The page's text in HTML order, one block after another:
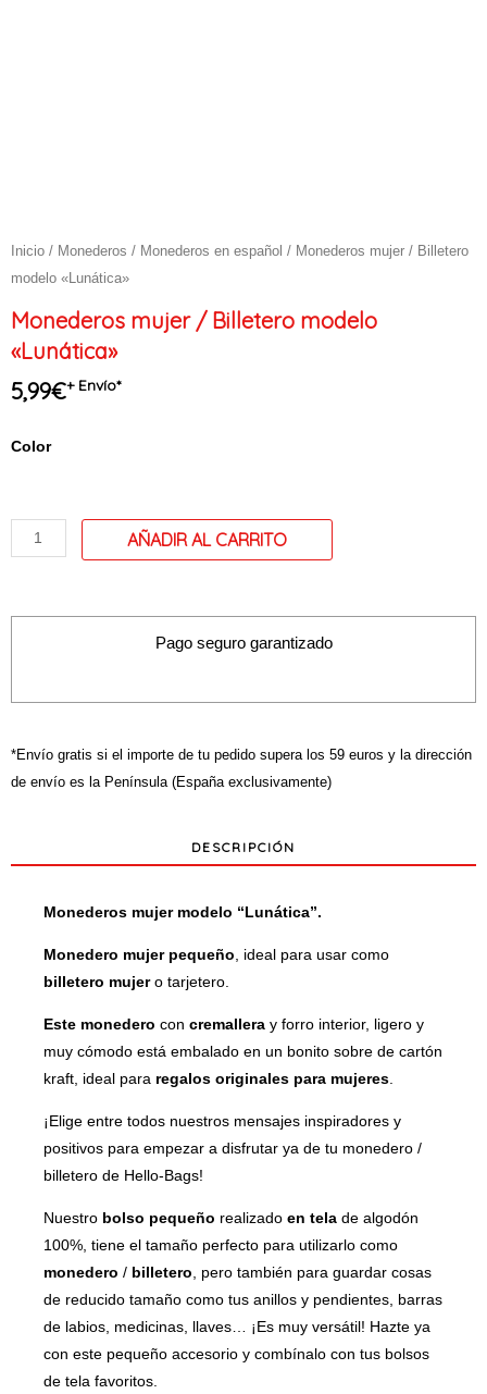
Inicio / Monederos / Monederos en español / Monederos mujer / Billetero
modelo «Lunática»
Monederos mujer / Billetero modelo
«Lunática»
5,99€+ Envío*
Color
Monederos
Billetero
Pago seguro garantizado
*Envío gratis si el importe de tu pedido supera los 59 euros y la dirección
de envío es la Península (España exclusivamente)
DESCRIPCIÓN
Monederos mujer modelo “Lunática”.
Monedero mujer pequeño, ideal para usar como
billetero mujero tarjetero.
Este monedero con cremallera y forro interior, ligero y
muy cómodo está embalado en un bonito sobre de cartón
kraft, ideal para regalos originales para mujeres.
¡Elige entre todos nuestros mensajes inspiradores y
positivos para empezar a disfrutar ya de tu monedero /
billetero de Hello-Bags!
Nuestro bolso pequeño realizado en tela de algodón
100%, tiene el tamaño perfecto para utilizarlo como
monedero / billetero, pero también para guardar cosas
de reducido tamaño como tus anillos y pendientes, barras
de labios, medicinas, llaves… ¡Es muy versátil! Hazte ya
con este pequeño accesorio y combínalo con tus bolsos
de tela favoritos.